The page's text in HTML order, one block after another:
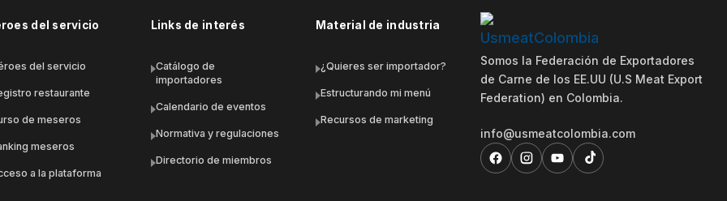
del servicio
del servicio
restaurante
de meseros
meseros
a la plataforma
Links de interés
Catálogo de
importadores
Calendario de eventos
Normativa y regulaciones
Directorio de miembros
Material de industria
¿Quieres ser importador?
Estructurando mi menú
Recursos de marketing
Somos la Federación de Exportadores
de Carne de los EE.UU (U.S Meat Export
Federation) en Colombia.
info@usmeatcolombia.com